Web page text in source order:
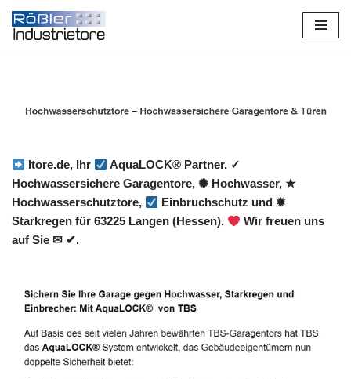
Zum
Itore.de, Ihr
AquaLOCK® Partner. ✓
Hochwassersichere Garagentore, ✺ Hochwasser, ★
Hochwasserschutztore,
Einbruchschutz und ✹
Starkregen für 63225 Langen (Hessen).
Wir freuen uns
auf Sie ✉ ✔.